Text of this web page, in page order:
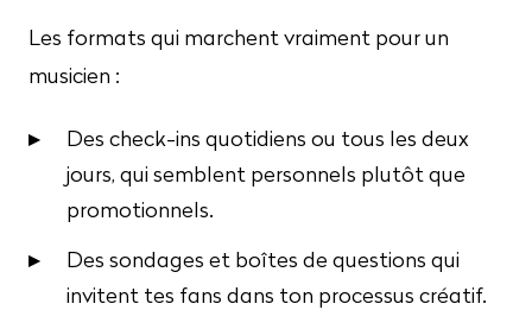
Les formats qui marchent vraiment pour un
musicien :
Des check-ins quotidiens ou tous les deux
jours, qui semblent personnels plutôt que
promotionnels.
Des sondages et boîtes de questions qui
invitent tes fans dans ton processus créatif.